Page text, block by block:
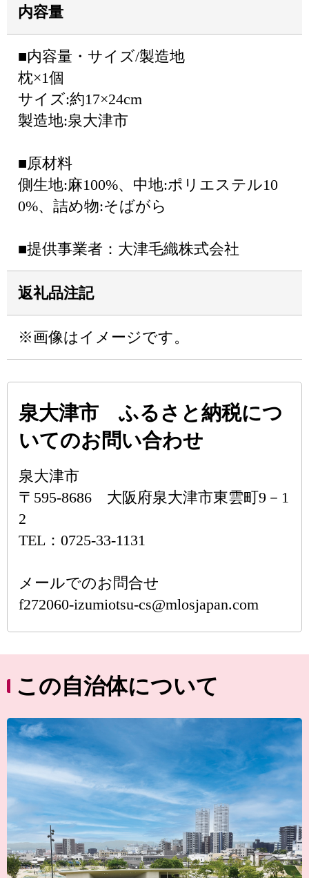
内容量
■内容量・サイズ/製造地
枕×1個
サイズ:約17×24cm
製造地:泉大津市
■原材料
側生地:麻100%、中地:ポリエステル10
0%、詰め物:そばがら
■提供事業者：大津毛織株式会社
返礼品注記
※画像はイメージです。
泉大津市 ふるさと納税につ
いてのお問い合わせ
泉大津市
〒595-8686 大阪府泉大津市東雲町9－1
2
TEL：0725-33-1131
メールでのお問合せ
f272060-izumiotsu-cs@mlosjapan.com
この自治体について